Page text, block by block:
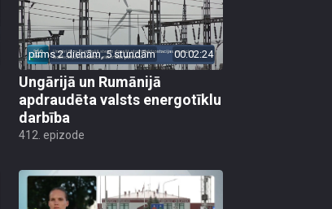
pirms 2 dienām, 5 stundām 00:02:24
Ungārijā un Rumānijā
apdraudēta valsts energotīklu
darbība
412. epizode